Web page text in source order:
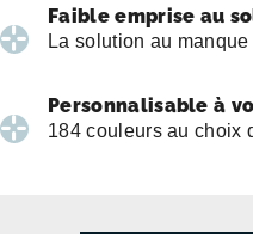
Faible emprise au
La solution au manque
Personnalisable à
184 couleurs au choix